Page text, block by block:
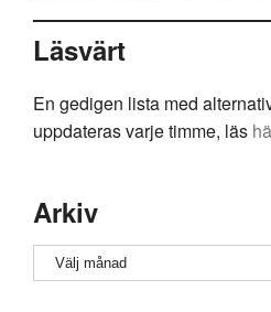
Läsvärt
En gedigen lista med
uppdateras varje timme, läs
Arkiv
Arkiv